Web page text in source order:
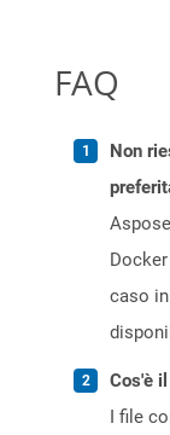
FAQ
Non
caso
Cos'è
I file